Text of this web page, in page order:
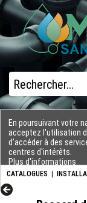
CATALOGUES
En poursuivant votre
acceptez l'utilisation
d'accéder à des
centres d'intérêts.
Plus d'informations